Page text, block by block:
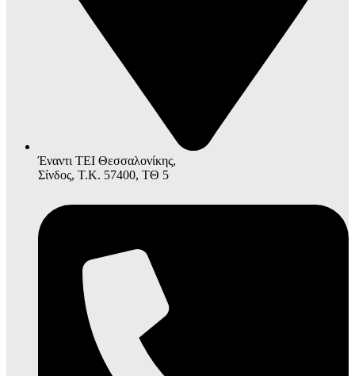
Έναντι ΤΕΙ Θεσσαλονίκης,
Σίνδος, Τ.Κ. 57400, ΤΘ 5